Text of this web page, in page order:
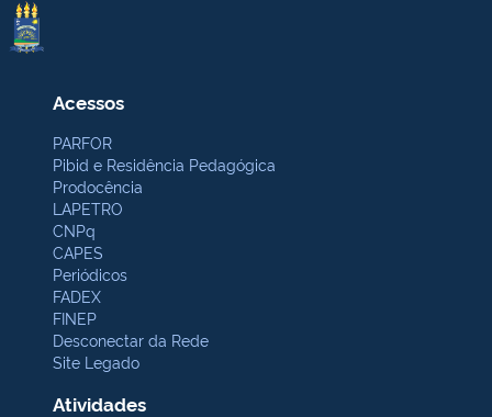
Acessos
PARFOR
Pibid e Residência Pedagógica
Prodocência
LAPETRO
CNPq
CAPES
Periódicos
FADEX
FINEP
Desconectar da Rede
Site Legado
Atividades